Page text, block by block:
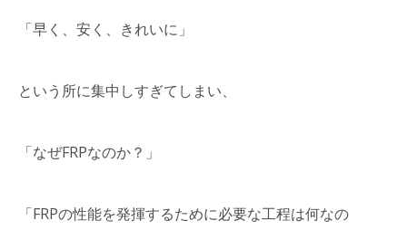
「早く、安く、きれいに」
という所に集中しすぎてしまい、
「なぜFRPなのか？」
「FRPの性能を発揮するために必要な工程は何なの